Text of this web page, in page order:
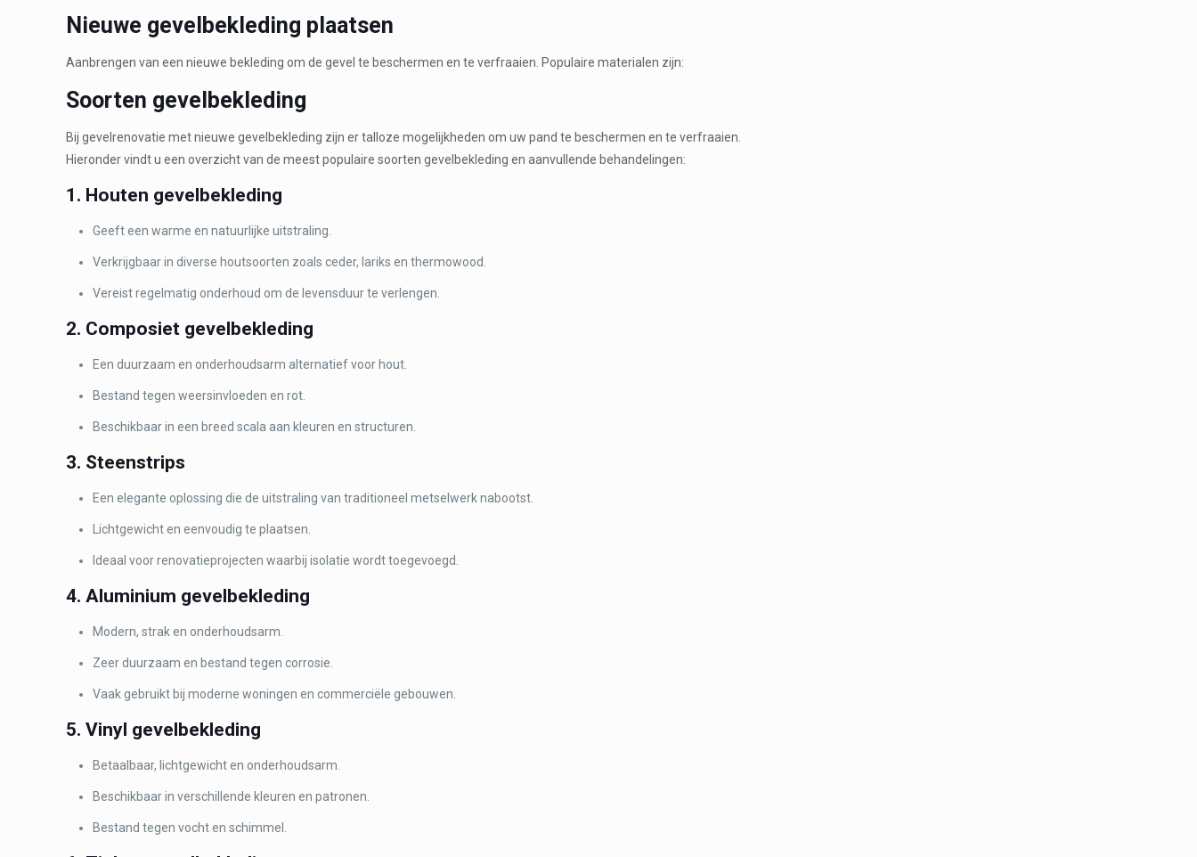
Nieuwe gevelbekleding plaatsen
Aanbrengen van een nieuwe bekleding om de gevel te beschermen en te verfraaien. Populaire materialen zijn:
Soorten gevelbekleding
Bij gevelrenovatie met nieuwe gevelbekleding zijn er talloze mogelijkheden om uw pand te beschermen en te verfraaien.
Hieronder vindt u een overzicht van de meest populaire soorten gevelbekleding en aanvullende behandelingen:
1. Houten gevelbekleding
Geeft een warme en natuurlijke uitstraling.
Verkrijgbaar in diverse houtsoorten zoals ceder, lariks en thermowood.
Vereist regelmatig onderhoud om de levensduur te verlengen.
2. Composiet gevelbekleding
Een duurzaam en onderhoudsarm alternatief voor hout.
Bestand tegen weersinvloeden en rot.
Beschikbaar in een breed scala aan kleuren en structuren.
3. Steenstrips
Een elegante oplossing die de uitstraling van traditioneel metselwerk nabootst.
Lichtgewicht en eenvoudig te plaatsen.
Ideaal voor renovatieprojecten waarbij isolatie wordt toegevoegd.
4. Aluminium gevelbekleding
Modern, strak en onderhoudsarm.
Zeer duurzaam en bestand tegen corrosie.
Vaak gebruikt bij moderne woningen en commerciële gebouwen.
5. Vinyl gevelbekleding
Betaalbaar, lichtgewicht en onderhoudsarm.
Beschikbaar in verschillende kleuren en patronen.
Bestand tegen vocht en schimmel.